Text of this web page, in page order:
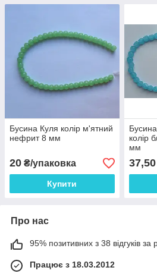
Бусина Куля колір м'ятний
нефрит 8 мм
20 ₴/упаковка
Купити
колір
мм
37,50
Про нас
95% позитивних з 38 відгуків за
Працює з 18.03.2012